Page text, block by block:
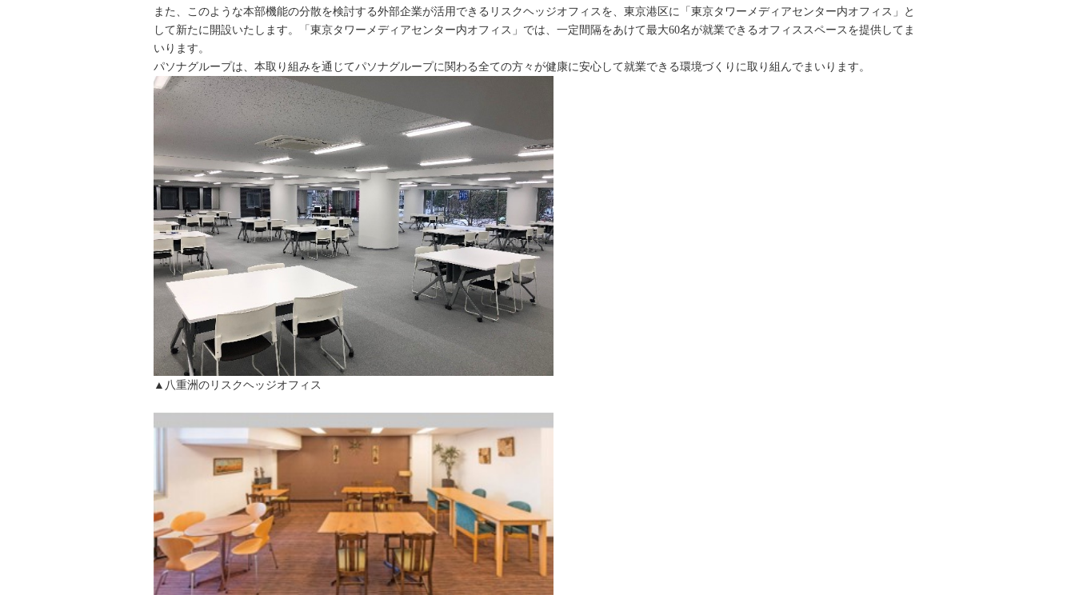
また、このような本部機能の分散を検討する外部企業が活用できるリスクヘッジオフィスを、東京港区に「東京タワーメディアセンター内オフィス」と
して新たに開設いたします。「東京タワーメディアセンター内オフィス」では、一定間隔をあけて最大60名が就業できるオフィススペースを提供してま
いります。
パソナグループは、本取り組みを通じてパソナグループに関わる全ての方々が健康に安心して就業できる環境づくりに取り組んでまいります。
▲八重洲のリスクヘッジオフィス